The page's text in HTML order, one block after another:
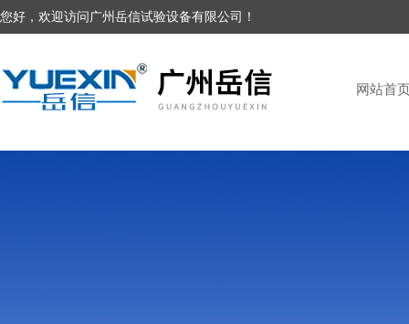
您好，欢迎访问广州岳信试验设备有限公司！
网站首